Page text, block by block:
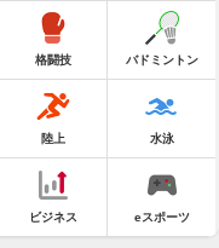
格闘技 バドミントン
陸上 水泳
ビジネス eスポーツ